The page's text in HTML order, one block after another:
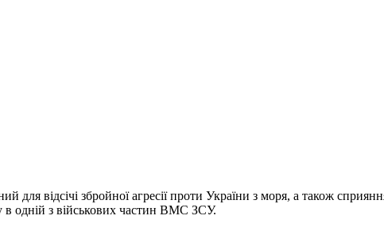
відсічі збройної агресії проти України з моря, а також
в одній з військових частин ВМС ЗСУ.